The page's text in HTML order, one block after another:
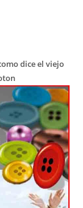
dice el viejo